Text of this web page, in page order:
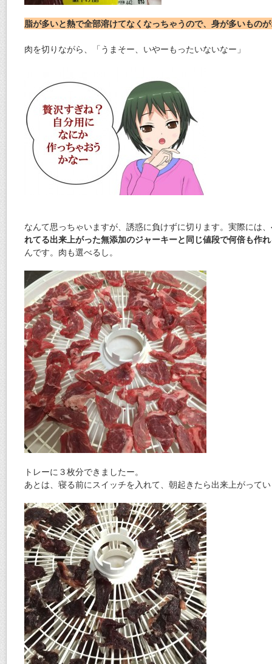
脂が多いと熱で全部溶けてなくなっちゃうので、身が多いもの
肉を切りながら、「うまそー、いやーもったいないなー」
なんて思っちゃいますが、誘惑に負けずに切ります。実際には、
れてる出来上がった無添加のジャーキーと同じ値段で何倍も作
んです。肉も選べるし。
トレーに３枚分できましたー。
あとは、寝る前にスイッチを入れて、朝起きたら出来上がって